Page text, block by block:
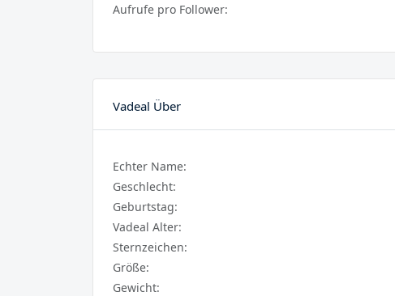
Aufrufe pro Follower:
Vadeal Über
Echter Name:
Geschlecht:
Geburtstag:
Vadeal Alter:
Sternzeichen:
Größe:
Gewicht: